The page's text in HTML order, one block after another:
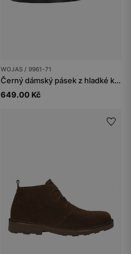
WOJAS / 9961-71
Černý dámský pásek z hladké kůže s tmavou sponou
649.00 Kč